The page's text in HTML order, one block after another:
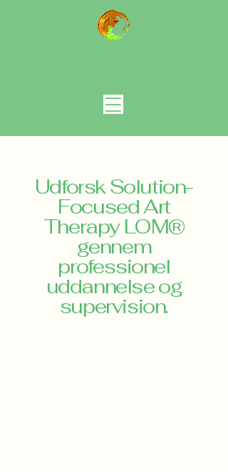
Udforsk Solution-
Focused Art
Therapy LOM®
gennem
professionel
uddannelse og
supervision.